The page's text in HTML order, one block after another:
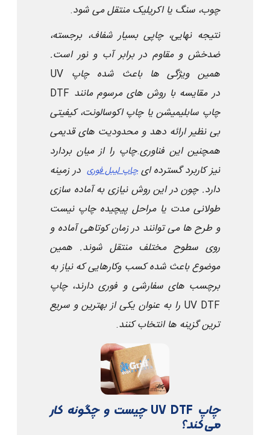
چوب، سنگ یا اکریلیک منتقل می شود.
نتیجه نهایی، چاپی بسیار شفاف، برجسته،
ضدخش و مقاوم در برابر آب و نور است.
همین ویژگی ها باعث شده چاپ UV
DTF در مقایسه با روش های مرسوم مانند
چاپ سابلیمیشن یا چاپ اکوسالونت، کیفیتی
بی نظیر ارائه دهد و محدودیت های قدیمی
چاپ را از میان بردارد.همچنین این فناوری
در زمینهچاپ لیبل فورینیز کاربرد گسترده ای
دارد. چون در این روش نیازی به آماده سازی
طولانی مدت یا مراحل پیچیده چاپ نیست
و طرح ها می توانند در زمان کوتاهی آماده و
روی سطوح مختلف منتقل شوند. همین
موضوع باعث شده کسب وکارهایی که نیاز به
برچسب های سفارشی و فوری دارند، چاپ
UV DTF را به عنوان یکی از بهترین و سریع
ترین گزینه ها انتخاب کنند.
چاپ
چیست و چگونه کار
می کند؟